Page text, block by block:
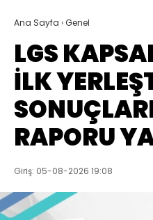
Ana Sayfa ›Genel
LGS
İLK
RAPORU
Giriş: 05-08-2026 19:08